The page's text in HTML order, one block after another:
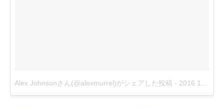
Alex Johnsonさん(@alexmurrel)がシェアした投稿 - 2016 10月 31 6:01午後 PDT